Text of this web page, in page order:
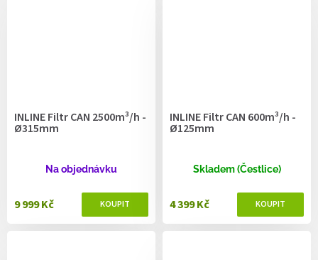
INLINE Filtr CAN 2500m³/h -
Ø315mm
Na objednávku
9 999 Kč
INLINE Filtr CAN 600m³/h -
Ø125mm
Skladem (Čestlice)
4 399 Kč